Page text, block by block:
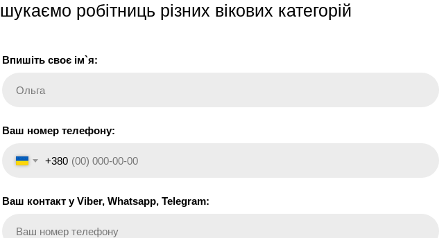
Впишіть своє ім`я:
Ольга
Ваш номер телефону:
+380
Ваш контакт у Viber, Whatsapp, Telegram:
Ваш номер телефону
шукаємо робітниць різних вікових категорій